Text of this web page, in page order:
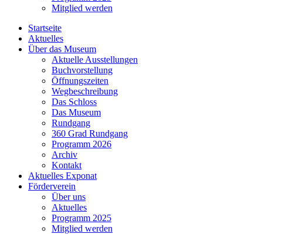
Mitglied werden
Startseite
Aktuelles
Über das Museum
Aktuelle Ausstellungen
Buchvorstellung
Öffnungszeiten
Wegbeschreibung
Das Schloss
Das Museum
Rundgang
360 Grad Rundgang
Programm 2026
Archiv
Kontakt
Aktuelles Exponat
Förderverein
Über uns
Aktuelles
Programm 2025
Mitglied werden